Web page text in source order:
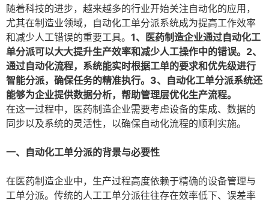
随着科技的进步，越来越多的行业开始关注自动化的应用，
尤其在制造业领域，自动化工单分派系统成为提高工作效率
和减少人工错误的重要工具。 1、医药制造企业通过自动化工
单分派可以大大提升生产效率和减少人工操作中的错误。2、
通过自动化流程，系统能实时根据工单的要求和优先级进行
智能分派，确保任务的精准执行。3、自动化工单分派系统还
能够为企业提供数据分析，帮助管理层优化生产流程。
在这一过程中，医药制造企业需要考虑设备的集成、数据的
同步以及系统的灵活性，以确保自动化流程的顺利实施。
一、自动化工单分派的背景与必要性
在医药制造企业中，生产过程高度依赖于精确的设备管理与
工单分派。传统的人工工单分派往往存在效率低下、误差率